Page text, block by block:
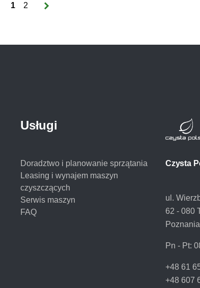
floty. Jako
1 2
Usługi
Doradztwo i planowanie sprzątania
Leasing i wynajem maszyn
czyszczących
Serwis maszyn
FAQ
Czysta
ul.
62 - 080
Poznania
Pn - Pt:
+48 61
+48 607